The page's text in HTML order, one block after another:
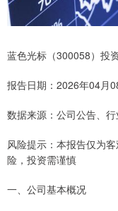
蓝色光标（300058）投
报告日期：2026年04月
数据来源：公司公告、
风险提示：本报告仅为
险，投资需谨慎
一、公司基本概况